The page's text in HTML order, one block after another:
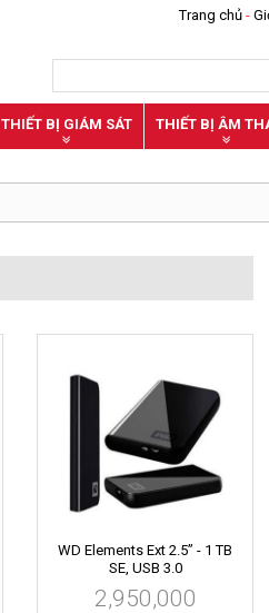
Trang chủ -
THIẾT BỊ GIÁM SÁT THIẾT BỊ ÂM
WD Elements Ext 2.5” - 1 TB
SE, USB 3.0
2,950,000